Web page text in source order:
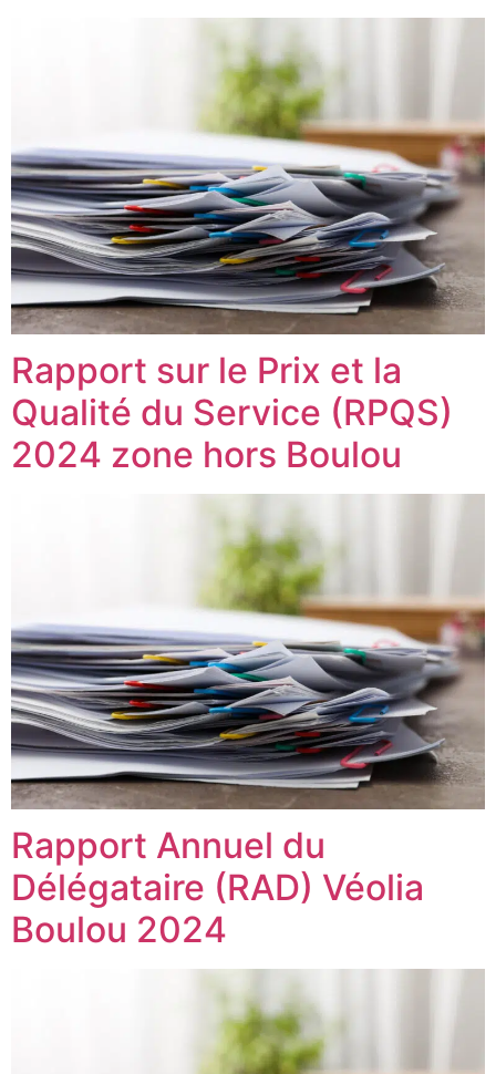
Rapport sur le Prix et la
Qualité du Service (RPQS)
2024 zone hors Boulou
Rapport Annuel du
Délégataire (RAD) Véolia
Boulou 2024